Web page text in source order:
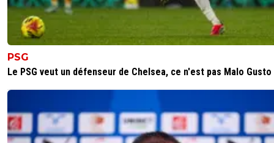
PSG
Le PSG veut un défenseur de Chelsea, ce n'est pas Malo Gusto